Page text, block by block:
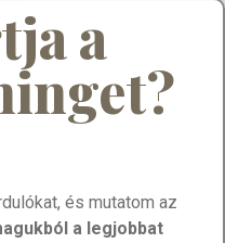
a
és mutatom az
a legjobbat